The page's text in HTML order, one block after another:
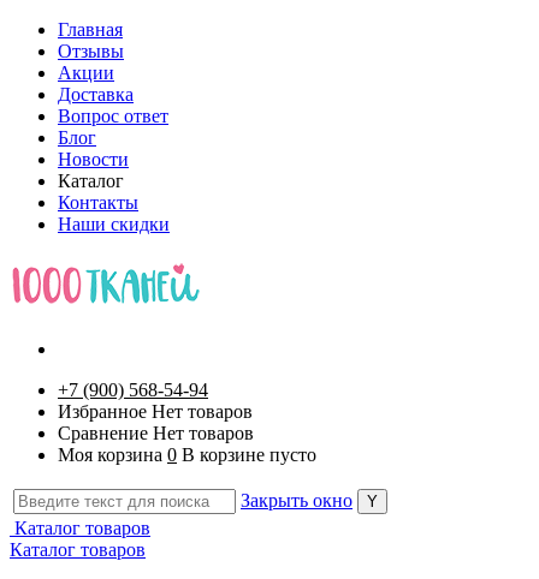
Главная
Отзывы
Акции
Доставка
Вопрос ответ
Блог
Новости
Каталог
Контакты
Наши скидки
+7 (900) 568-54-94
Избранное Нет товаров
Сравнение Нет товаров
Моя корзина 0 В корзине пусто
Закрыть окно
Каталог товаров
Каталог товаров